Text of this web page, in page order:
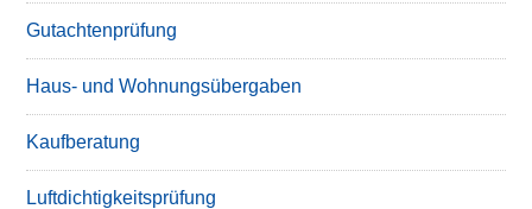
Gutachtenprüfung
Haus- und Wohnungsübergaben
Kaufberatung
Luftdichtigkeitsprüfung